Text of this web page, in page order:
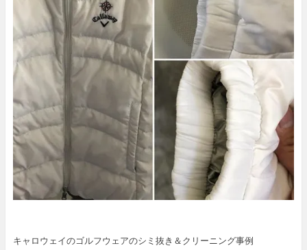
キャロウェイのゴルフウェアのシミ抜き＆クリーニング事例